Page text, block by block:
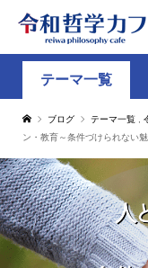
テーマ一覧
ブログ テーマ一覧
ン・教育～条件づけられない